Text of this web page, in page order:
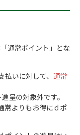
通常ポイント」とな
いに対して、 通常
呈の対象外です。
常よりもお得にｄポ